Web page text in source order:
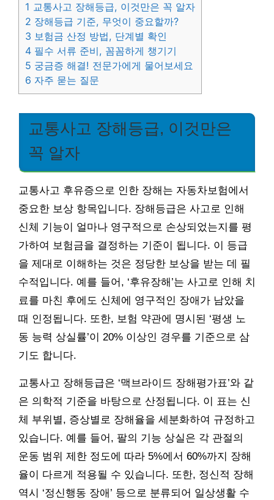
1 교통사고 장해등급, 이것만은 꼭 알자
2 장해등급 기준, 무엇이 중요할까?
3 보험금 산정 방법, 단계별 확인
4 필수 서류 준비, 꼼꼼하게 챙기기
5 궁금증 해결! 전문가에게 물어보세요
6 자주 묻는 질문
교통사고 장해등급, 이것만은
꼭 알자
교통사고 후유증으로 인한 장해는 자동차보험에서
중요한 보상 항목입니다. 장해등급은 사고로 인해
신체 기능이 얼마나 영구적으로 손상되었는지를 평
가하여 보험금을 결정하는 기준이 됩니다. 이 등급
을 제대로 이해하는 것은 정당한 보상을 받는 데 필
수적입니다. 예를 들어, ‘후유장해’는 사고로 인해 치
료를 마친 후에도 신체에 영구적인 장애가 남았을
때 인정됩니다. 또한, 보험 약관에 명시된 ‘평생 노
동 능력 상실률’이 20% 이상인 경우를 기준으로 삼
기도 합니다.
교통사고 장해등급은 ‘맥브라이드 장해평가표’와 같
은 의학적 기준을 바탕으로 산정됩니다. 이 표는 신
체 부위별, 증상별로 장해율을 세분화하여 규정하고
있습니다. 예를 들어, 팔의 기능 상실은 각 관절의
운동 범위 제한 정도에 따라 5%에서 60%까지 장해
율이 다르게 적용될 수 있습니다. 또한, 정신적 장해
역시 ‘정신행동 장애’ 등으로 분류되어 일상생활 수